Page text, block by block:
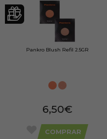
Pankro Blush Refil 2.5GR
6,50€
COMPRAR